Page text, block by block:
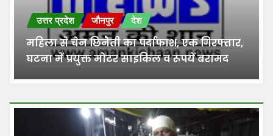
उत्तर प्रदेश जौनपुर देश
महिला से चेन छिनैती का पर्दाफाश, एक गिरफ्तार,
घटना में प्रयुक्त मोटर साइकिल व रूपयें बरामद